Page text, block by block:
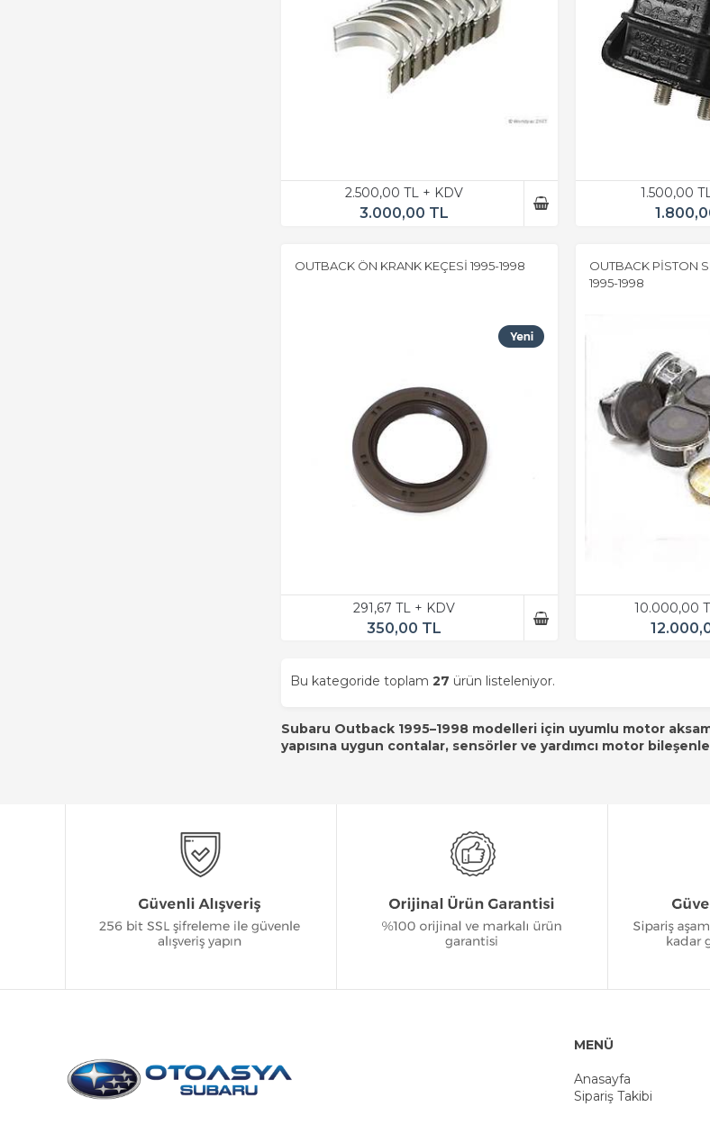
2.500,00 TL + KDV
3.000,00 TL
1.500,00
OUTBACK ÖN KRANK KEÇESİ 1995-1998
291,67 TL + KDV
350,00 TL
OUTBACK PİSTON
1995-1998
10.000,00
Bu kategoride toplam 27 ürün listeleniyor.
Subaru Outback 1995–1998 modelleri için uyumlu motor
yapısına uygun contalar, sensörler ve yardımcı motor
MENÜ
Anasayfa
Sipariş Takibi